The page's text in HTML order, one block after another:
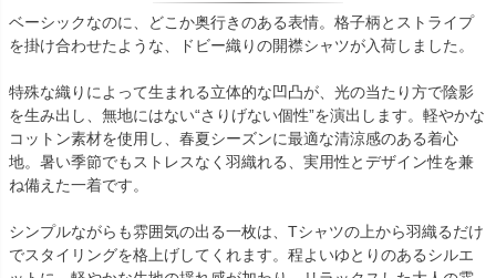
ベーシックなのに、どこか奥行きのある表情。格子柄とストライプ
を掛け合わせたような、ドビー織りの開襟シャツが入荷しました。
特殊な織りによって生まれる立体的な凹凸が、光の当たり方で陰影
を生み出し、無地にはない“さりげない個性”を演出します。軽やかな
コットン素材を使用し、春夏シーズンに最適な清涼感のある着心
地。暑い季節でもストレスなく羽織れる、実用性とデザイン性を兼
ね備えた一着です。
シンプルながらも雰囲気の出る一枚は、Tシャツの上から羽織るだけ
でスタイリングを格上げしてくれます。程よいゆとりのあるシルエ